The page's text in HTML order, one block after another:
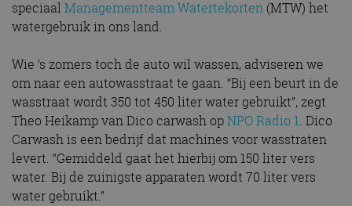
speciaal Managementteam Watertekorten (MTW) het
watergebruik in ons land.
Wie ’s zomers toch de auto wil wassen, adviseren we
om naar een autowasstraat te gaan. “Bij een beurt in de
wasstraat wordt 350 tot 450 liter water gebruikt”, zegt
Theo Heikamp van Dico carwash opNPO Radio 1. Dico
Carwash is een bedrijf dat machines voor wasstraten
levert. “Gemiddeld gaat het hierbij om 150 liter vers
water. Bij de zuinigste apparaten wordt 70 liter vers
water gebruikt.”